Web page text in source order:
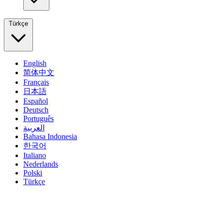
Türkçe
English
简体中文
Français
日本語
Español
Deutsch
Português
العربية
Bahasa Indonesia
한국어
Italiano
Nederlands
Polski
Türkçe